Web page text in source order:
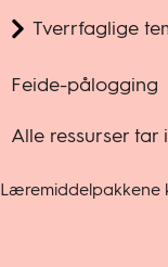
Tverrfaglige
Feide-pålogging
Alle ressurser
Læremiddelpakkene